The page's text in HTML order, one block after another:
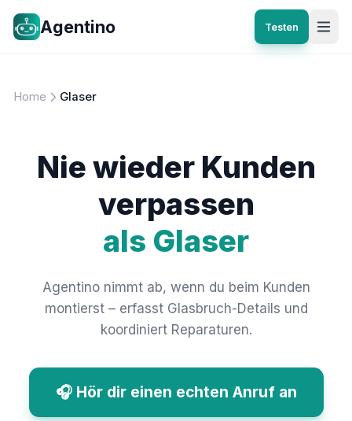
Agentino Testen
Home Glaser
Nie wieder Kunden
verpassen
als Glaser
Agentino nimmt ab, wenn du beim Kunden
montierst – erfasst Glasbruch-Details und
koordiniert Reparaturen.
🎧 Hör dir einen echten Anruf an